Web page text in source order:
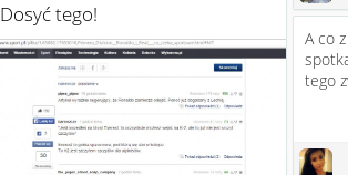
Dosyć tego!
A co
tego